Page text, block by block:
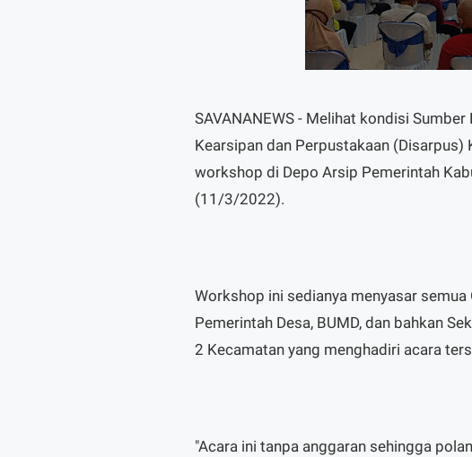
SAVANANEWS - Melihat kondisi
Kearsipan dan Perpustakaan
workshop di Depo Arsip Pemerintah
(11/3/2022).
Workshop ini sedianya menyasar
Pemerintah Desa, BUMD, dan bahkan
2 Kecamatan yang menghadiri acara
"Acara ini tanpa anggaran sehingga